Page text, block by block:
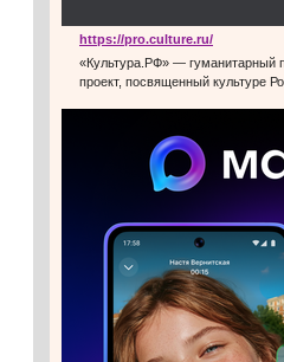
https://pro.culture.ru/
«Культура.РФ» — гуманитарный
проект, посвященный культуре